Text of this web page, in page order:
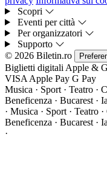
Scopri
Eventi per città
Per organizzatori
Supporto
© 2026 Biletin.ro
Biglietti digitali Apple &
VISA Apple Pay G Pay
Musica · Sport · Teatro ·
Beneficenza · Bucarest ·
· Musica · Sport · Teatro
Beneficenza · Bucarest ·
·